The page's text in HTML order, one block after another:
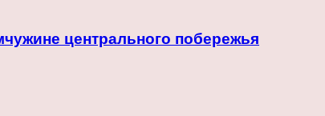
центрального побережья